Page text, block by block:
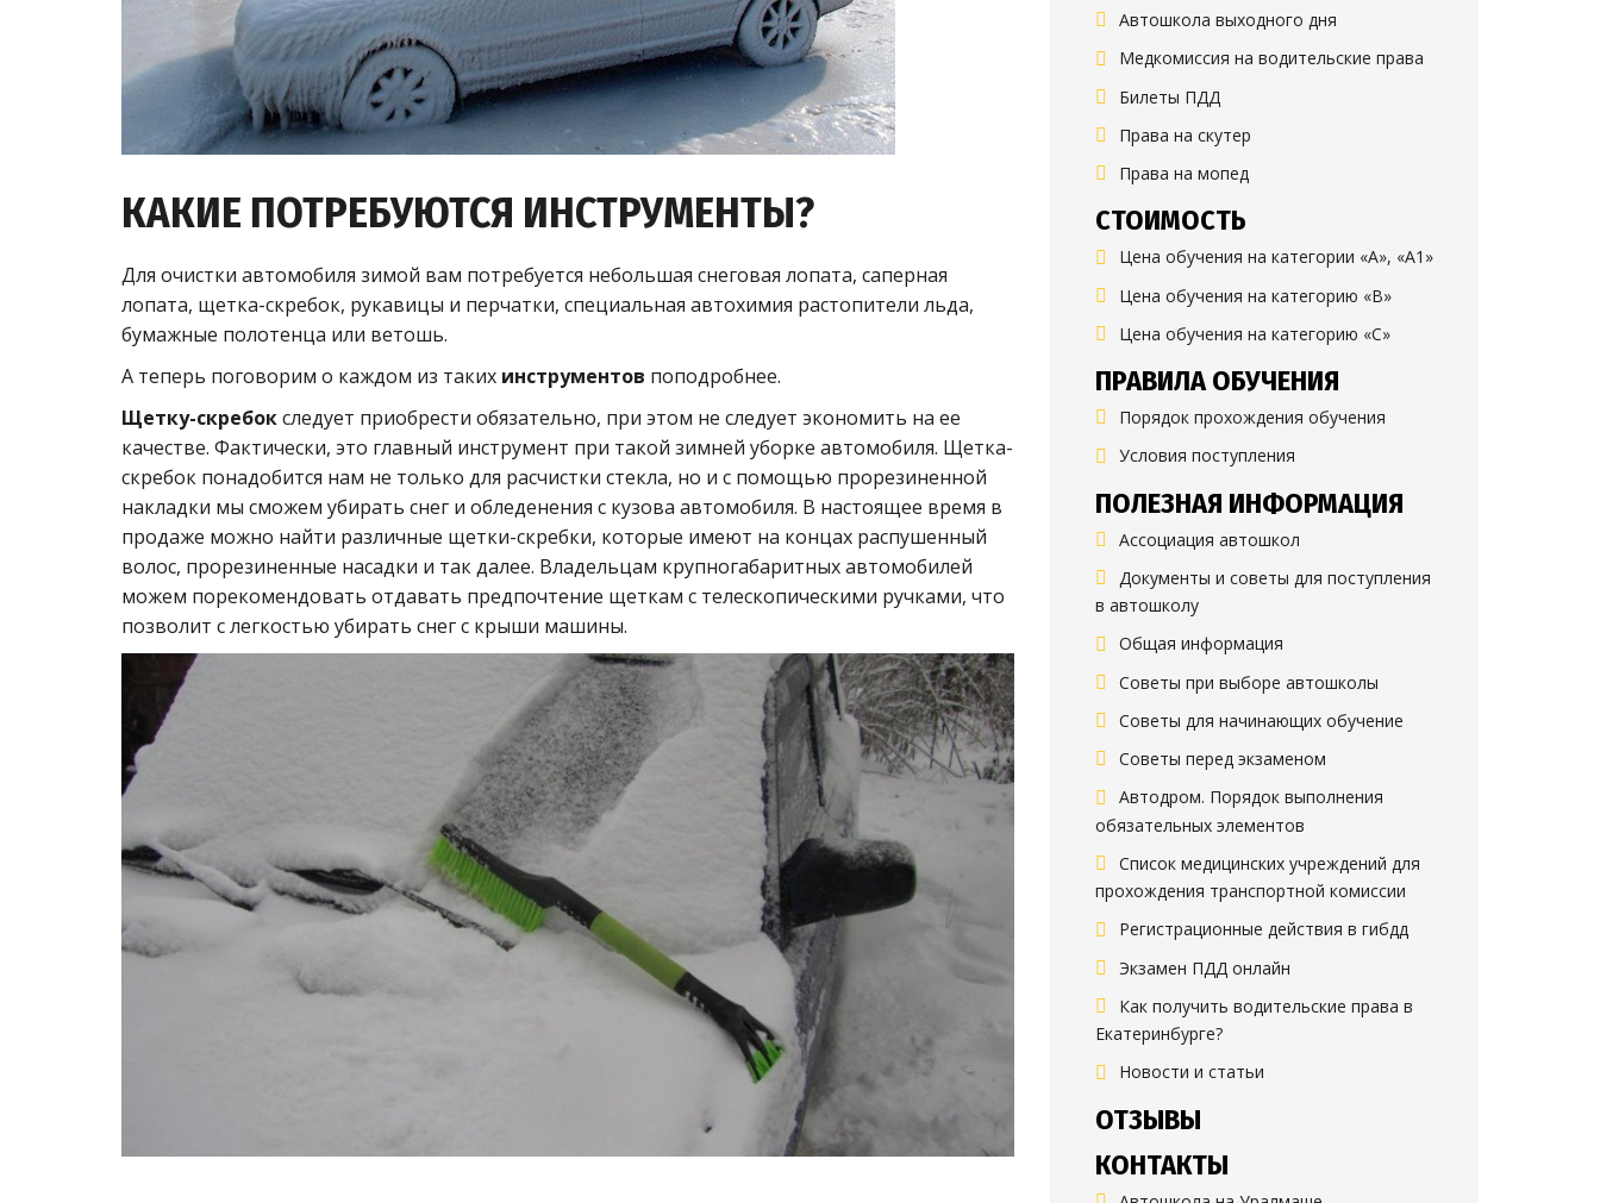
КАКИЕ ПОТРЕБУЮТСЯ ИНСТРУМЕНТЫ?
Для очистки автомобиля зимой вам потребуется небольшая снеговая лопата, саперная
лопата, щетка-скребок, рукавицы и перчатки, специальная автохимия растопители льда,
бумажные полотенца или ветошь.
А теперь поговорим о каждом из таких инструментов поподробнее.
Щетку-скребокследует приобрести обязательно, при этом не следует экономить на ее
качестве. Фактически, это главный инструмент при такой зимней уборке автомобиля. Щетка-
скребок понадобится нам не только для расчистки стекла, но и с помощью прорезиненной
накладки мы сможем убирать снег и обледенения с кузова автомобиля. В настоящее время в
продаже можно найти различные щетки-скребки, которые имеют на концах распушенный
волос, прорезиненные насадки и так далее. Владельцам крупногабаритных автомобилей
можем порекомендовать отдавать предпочтение щеткам с телескопическими ручками, что
позволит с легкостью убирать снег с крыши машины.
Автошкола выходного дня
Медкомиссия на водительские права
Билеты ПДД
Права на скутер
Права на мопед
СТОИМОСТЬ
Цена обучения на категории «А», «А1»
Цена обучения на категорию «B»
Цена обучения на категорию «C»
ПРАВИЛА ОБУЧЕНИЯ
Порядок прохождения обучения
Условия поступления
ПОЛЕЗНАЯ ИНФОРМАЦИЯ
Ассоциация автошкол
Документы и советы для поступления
в автошколу
Общая информация
Советы при выборе автошколы
Советы для начинающих обучение
Советы перед экзаменом
Автодром. Порядок выполнения
обязательных элементов
Список медицинских учреждений для
прохождения транспортной комиссии
Регистрационные действия в гибдд
Экзамен ПДД онлайн
Как получить водительские права в
Екатеринбурге?
Новости и статьи
ОТЗЫВЫ
КОНТАКТЫ